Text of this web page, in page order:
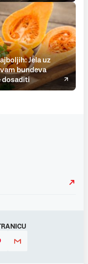
Jela uz
bundeva
dosaditi